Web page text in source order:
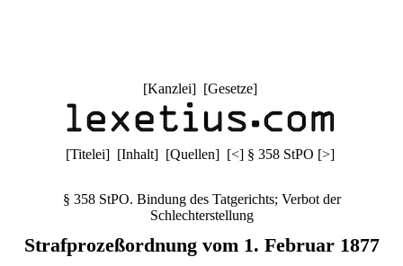
[Kanzlei] [Gesetze]
[Titelei] [Inhalt] [Quellen] [<] § 358 StPO [>]
§ 358 StPO. Bindung des Tatgerichts; Verbot der
Schlechterstellung
Strafprozeßordnung vom 1. Februar 1877